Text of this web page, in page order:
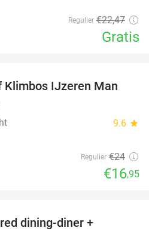
Regulier €22,47
Gratis
29%
Klimbos IJzeren Man
9.6 star
Regulier €24
€16,95
dining-diner +